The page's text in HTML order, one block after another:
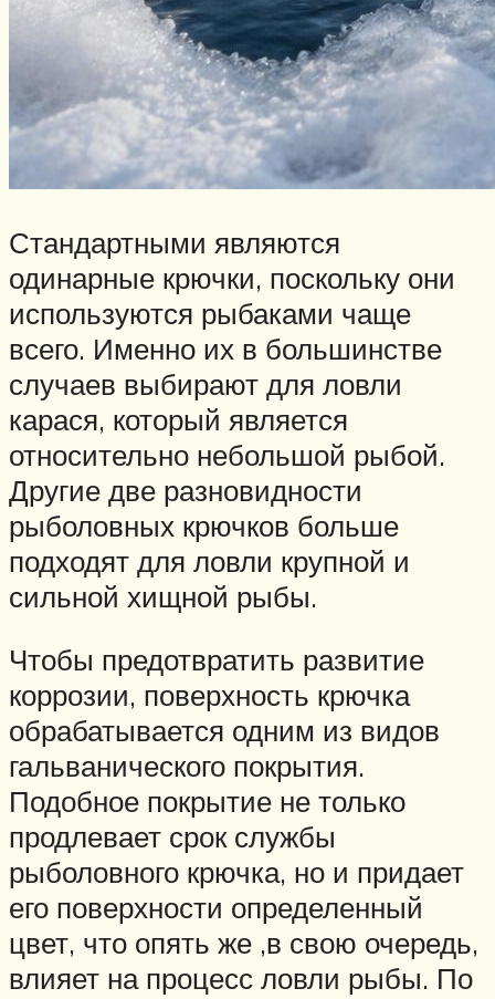
Стандартными являются
одинарные крючки, поскольку они
используются рыбаками чаще
всего. Именно их в большинстве
случаев выбирают для ловли
карася, который является
относительно небольшой рыбой.
Другие две разновидности
рыболовных крючков больше
подходят для ловли крупной и
сильной хищной рыбы.
Чтобы предотвратить развитие
коррозии, поверхность крючка
обрабатывается одним из видов
гальванического покрытия.
Подобное покрытие не только
продлевает срок службы
рыболовного крючка, но и придает
его поверхности определенный
цвет, что опять же ,в свою очередь,
влияет на процесс ловли рыбы. По